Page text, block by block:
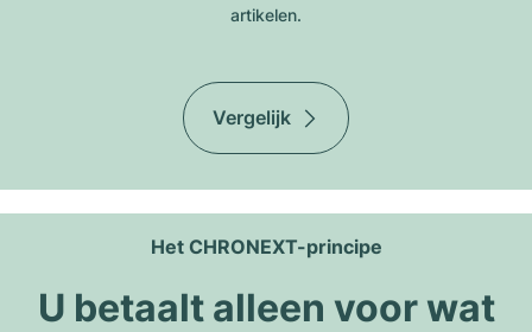
artikelen.
Vergelijk
Het CHRONEXT-principe
U betaalt alleen voor wat